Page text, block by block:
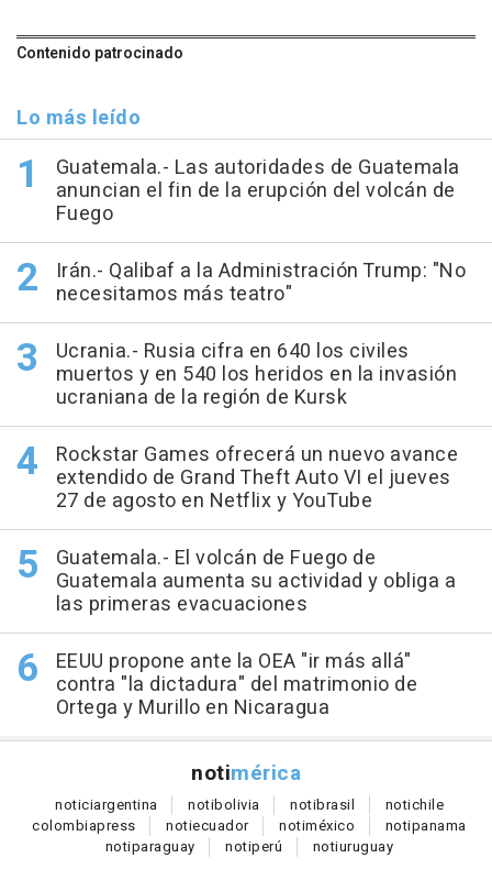
Contenido patrocinado
Lo más leído
Guatemala.- Las autoridades de Guatemala
anuncian el fin de la erupción del volcán de
Fuego
Irán.- Qalibaf a la Administración Trump: "No
necesitamos más teatro"
Ucrania.- Rusia cifra en 640 los civiles
muertos y en 540 los heridos en la invasión
ucraniana de la región de Kursk
Rockstar Games ofrecerá un nuevo avance
extendido de Grand Theft Auto VI el jueves
27 de agosto en Netflix y YouTube
Guatemala.- El volcán de Fuego de
Guatemala aumenta su actividad y obliga a
las primeras evacuaciones
EEUU propone ante la OEA "ir más allá"
contra "la dictadura" del matrimonio de
Ortega y Murillo en Nicaragua
notimérica
noticiargentina notibolivia notibrasil notichile
colombiapress notiecuador notiméxico notipanama
notiparaguay notiperú notiuruguay